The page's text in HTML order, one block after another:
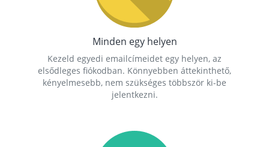
Minden egy helyen
Kezeld egyedi emailcímeidet egy helyen, az
elsődleges fiókodban. Könnyebben áttekinthető,
kényelmesebb, nem szükséges többször ki-be
jelentkezni.